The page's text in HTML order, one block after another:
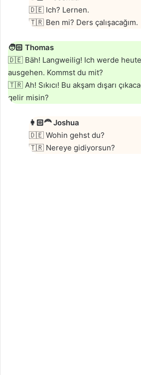
🇩🇪 Ich? Lernen.
🇹🇷 Ben mi? Ders çalışacağım.
🧑🏻 Thomas
🇩🇪 Bäh! Langweilig! Ich werde
ausgehen. Kommst du mit?
🇹🇷 Ah! Sıkıcı! Bu akşam dışarı
gelir misin?
👩🏻‍🦰 Joshua
🇩🇪 Wohin gehst du?
🇹🇷 Nereye gidiyorsun?